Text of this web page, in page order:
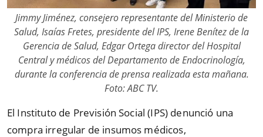
Jimmy Jiménez, consejero representante del Ministerio de
Salud, Isaías Fretes, presidente del IPS, Irene Benítez de la
Gerencia de Salud, Edgar Ortega director del Hospital
Central y médicos del Departamento de Endocrinología,
durante la conferencia de prensa realizada esta mañana.
Foto: ABC TV.
El Instituto de Previsión Social (IPS) denunció una
compra irregular de insumos médicos,